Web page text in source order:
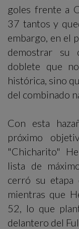
goles frente a
37 tantos y
embargo, en el
demostrar su
doblete que
histórica, sino
del combinado
Con esta
próximo
"Chicharito"
lista de
cerró su etapa
mientras que
52, lo que
delantero del